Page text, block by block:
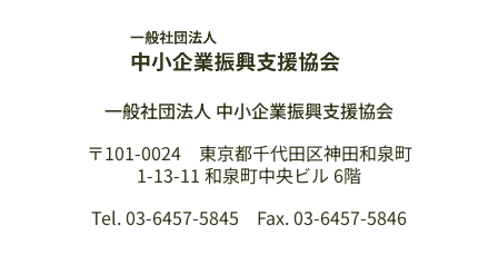
一般社団法人 中小企業振興支援協会
〒101-0024 東京都千代田区神田和泉町
1-13-11 和泉町中央ビル 6階
Tel. 03-6457-5845 Fax. 03-6457-5846